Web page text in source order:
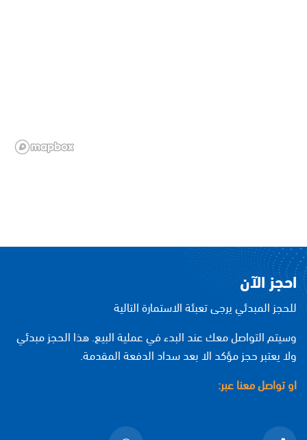
احجز الآن
للحجز المبدئي يرجى تعبئة الاستمارة التالية
وسيتم التواصل معك عند البدء في عملية البيع. هذا الحجز مبدئي
ولا يعتبر حجز مؤكد الا بعد سداد الدفعة المقدمة.
او تواصل معنا عبر: